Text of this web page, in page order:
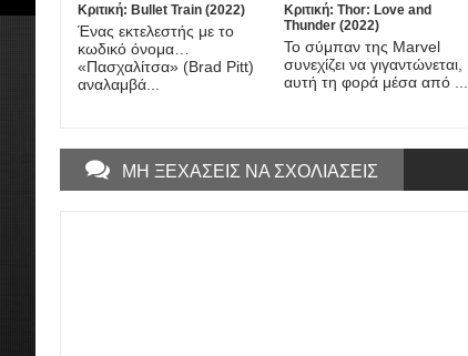
Κριτική: Bullet Train (2022)
Ένας εκτελεστής με το
κωδικό όνομα…
«Πασχαλίτσα» (Brad Pitt)
αναλαμβά...
Κριτική: Thor: Love and
Thunder (2022)
Το σύμπαν της Marvel
συνεχίζει να γιγαντώνεται,
αυτή τη φορά μέσα από ...
ΜΗ ΞΕΧΑΣΕΙΣ ΝΑ ΣΧΟΛΙΑΣΕΙΣ